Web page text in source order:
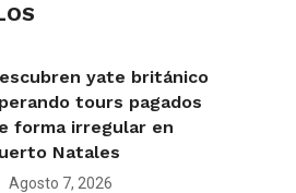
yate británico
tours pagados
forma irregular en
Natales
Agosto 7, 2026